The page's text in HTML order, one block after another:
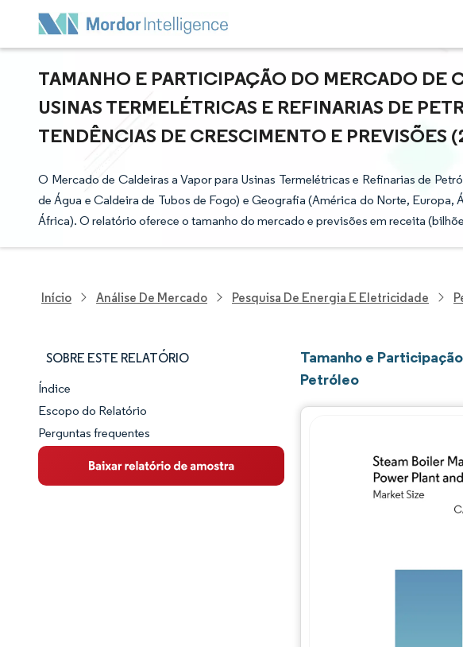
TAMANHO E PARTICIPAÇÃO DO MERCADO DE
USINAS TERMELÉTRICAS E REFINARIAS DE
TENDÊNCIAS DE CRESCIMENTO E PREVISÕES
O Mercado de Caldeiras a Vapor para Usinas Termelétricas e Refinarias de
de Água e Caldeira de Tubos de Fogo) e Geografia (América do Norte,
África). O relatório oferece o tamanho do mercado e previsões em receita
Início Análise De Mercado Pesquisa De Energia E Eletricidade
SOBRE ESTE RELATÓRIO
Panorama do Mercado
Visão Geral do Mercado
Principais Tendências de Mercado
Índice
Escopo do Relatório
Perguntas frequentes
Tamanho e
Petróleo